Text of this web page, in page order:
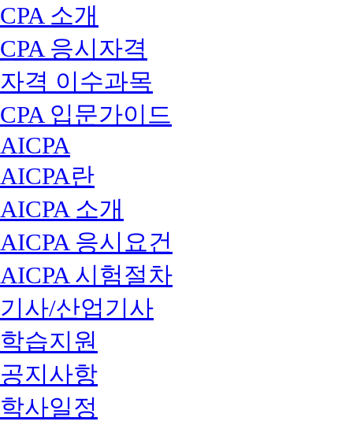
CPA 소개
CPA 응시자격
자격 이수과목
CPA 입문가이드
AICPA
AICPA란
AICPA 소개
AICPA 응시요건
AICPA 시험절차
기사/산업기사
학습지원
공지사항
학사일정